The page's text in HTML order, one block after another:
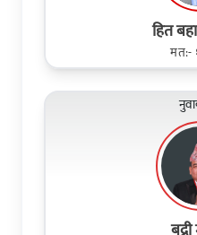
हित
मत:-